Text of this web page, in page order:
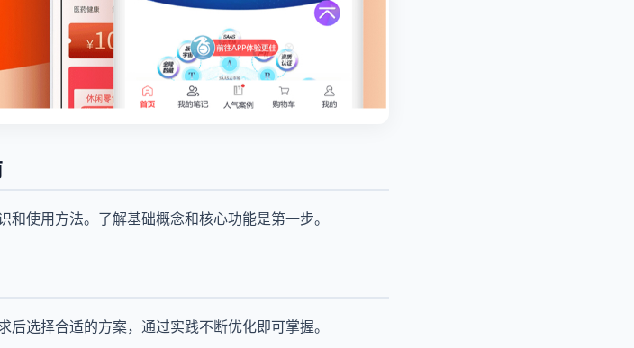
使用方法。了解基础概念和核心功能是第一步。
选择合适的方案，通过实践不断优化即可掌握。